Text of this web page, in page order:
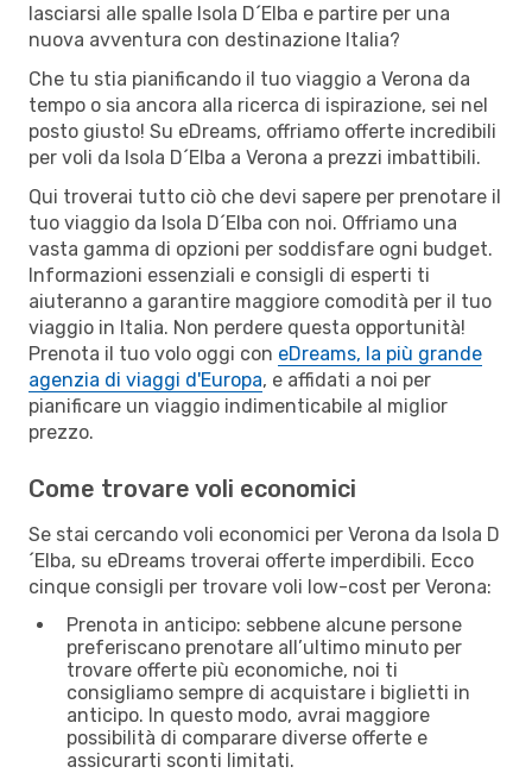
lasciarsi alle spalle Isola D´Elba e partire per una
nuova avventura con destinazione Italia?
Che tu stia pianificando il tuo viaggio a Verona da
tempo o sia ancora alla ricerca di ispirazione, sei nel
posto giusto! Su eDreams, offriamo offerte incredibili
per voli da Isola D´Elba a Verona a prezzi imbattibili.
Qui troverai tutto ciò che devi sapere per prenotare il
tuo viaggio da Isola D´Elba con noi. Offriamo una
vasta gamma di opzioni per soddisfare ogni budget.
Informazioni essenziali e consigli di esperti ti
aiuteranno a garantire maggiore comodità per il tuo
viaggio in Italia. Non perdere questa opportunità!
Prenota il tuo volo oggi con eDreams, la più grande
agenzia di viaggi d'Europa, e affidati a noi per
pianificare un viaggio indimenticabile al miglior
prezzo.
Come trovare voli economici
Se stai cercando voli economici per Verona da Isola D
´Elba, su eDreams troverai offerte imperdibili. Ecco
cinque consigli per trovare voli low-cost per Verona:
Prenota in anticipo: sebbene alcune persone
preferiscano prenotare all’ultimo minuto per
trovare offerte più economiche, noi ti
consigliamo sempre di acquistare i biglietti in
anticipo. In questo modo, avrai maggiore
possibilità di comparare diverse offerte e
assicurarti sconti limitati.